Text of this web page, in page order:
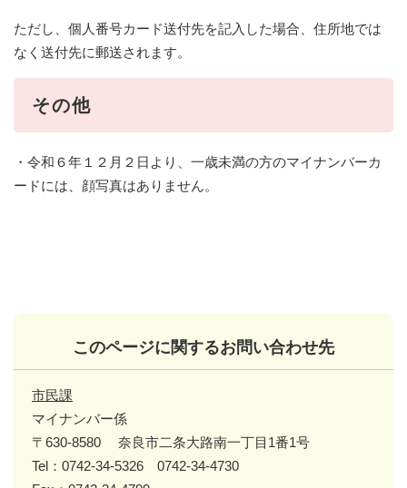
ただし、個人番号カード送付先を記入した場合、住所地では
なく送付先に郵送されます。
その他
・令和６年１２月２日より、一歳未満の方のマイナンバーカ
ードには、顔写真はありません。
このページに関するお問い合わせ先
市民課
マイナンバー係
〒630-8580
奈良市二条大路南一丁目1番1号
Tel：0742-34-5326 0742-34-4730